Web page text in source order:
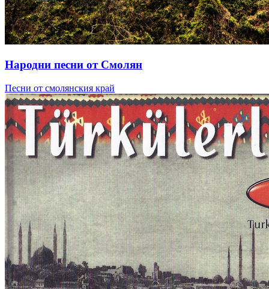
Народни песни от Смолян
Песни от смолянския край